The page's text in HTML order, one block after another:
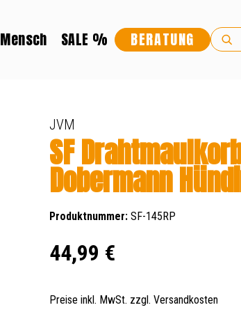
Mensch SALE % BERATUNG
JVM
SF
Dobermann
Produktnummer:SF-145RP
Regulärer Preis:
44,99 €
Preise inkl. MwSt. zzgl. Versandkosten